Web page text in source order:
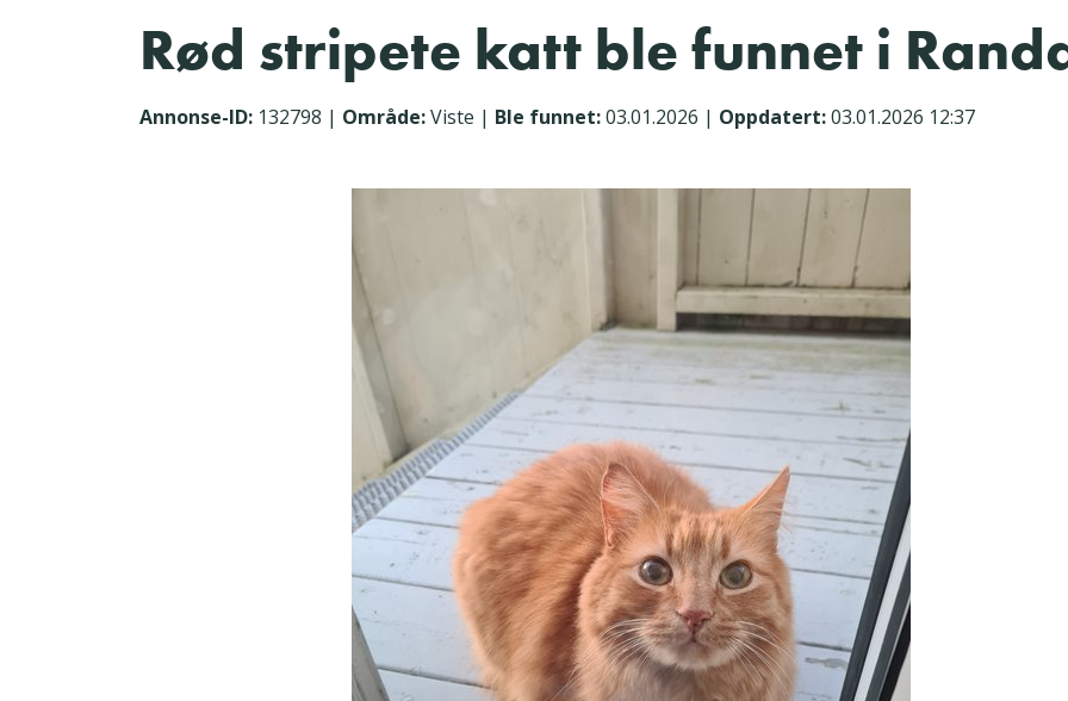
Rød stripete katt ble funnet i
Annonse-ID: 132798 | Område:Viste | Ble funnet:03.01.2026 | Oppdatert:03.01.2026 12:37